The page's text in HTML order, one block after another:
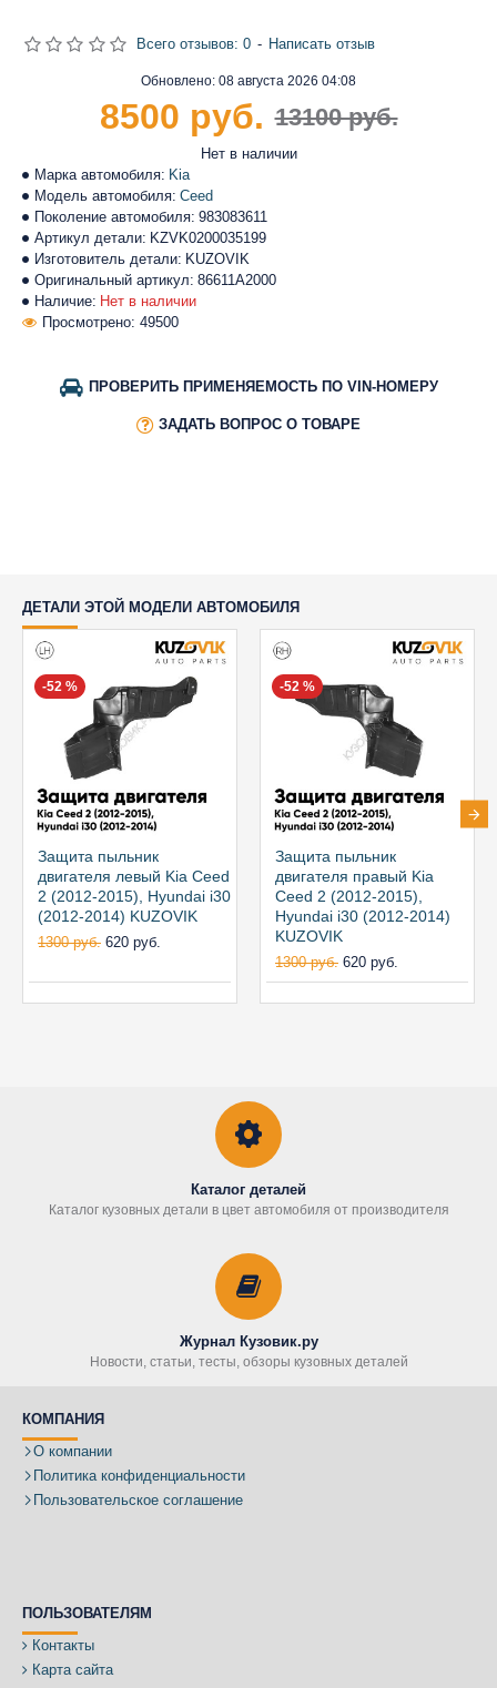
Наличие: Нет в наличии
Марка автомобиля: Kia
Модель автомобиля: Ceed
Поколение автомобиля: 983083611
Артикул детали: KZVK0200035199
Изготовитель детали: KUZOVIK
Оригинальный артикул: 86611A2000
Просмотрено: 49500
Обновлено: 08 августа 2026 04:08
Нет в наличии
Всего отзывов: 0 - Написать отзыв
13100 руб.
8500 руб.
ПРОВЕРИТЬ ПРИМЕНЯЕМОСТЬ ПО VIN-НОМЕРУ
ЗАДАТЬ ВОПРОС О ТОВАРЕ
ДЕТАЛИ ЭТОЙ МОДЕЛИ АВТОМОБИЛЯ
-52 %
Защита пыльник
двигателя левый Kia Ceed
2 (2012-2015), Hyundai i30
(2012-2014) KUZOVIK
1300 руб. 620 руб.
-52 %
Защита пыльник
двигателя правый Kia
Ceed 2 (2012-2015),
Hyundai i30 (2012-2014)
KUZOVIK
1300 руб. 620 руб.
Каталог деталей
Каталог кузовных детали в цвет автомобиля от производителя
Журнал Кузовик.ру
Новости, статьи, тесты, обзоры кузовных деталей
КОМПАНИЯ
О компании
Политика конфиденциальности
Пользовательское соглашение
ПОЛЬЗОВАТЕЛЯМ
Контакты
Карта сайта